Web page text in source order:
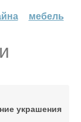
мебель
украшения